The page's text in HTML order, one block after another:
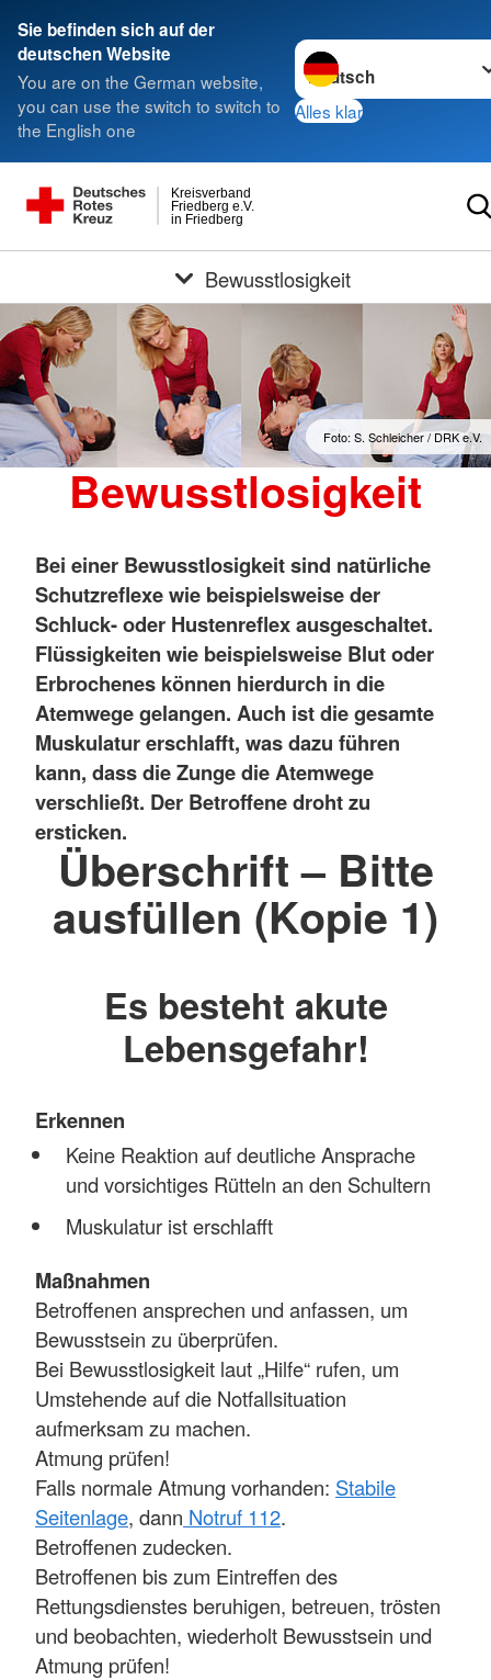
Sie befinden sich auf der
deutschen Website
You are on the German website,
you can use the switch to switch to
the English one
Sprache wechseln zu
Alles klar
in Friedberg
Friedberg e.V.
Kreisverband
Bewusstlosigkeit
Foto: S. Schleicher / DRK e.V.
Bewusstlosigkeit
Bei einer Bewusstlosigkeit sind natürliche
Schutzreflexe wie beispielsweise der
Schluck- oder Hustenreflex ausgeschaltet.
Flüssigkeiten wie beispielsweise Blut oder
Erbrochenes können hierdurch in die
Atemwege gelangen. Auch ist die gesamte
Muskulatur erschlafft, was dazu führen
kann, dass die Zunge die Atemwege
verschließt. Der Betroffene droht zu
ersticken.
Überschrift – Bitte
ausfüllen (Kopie 1)
Es besteht akute
Lebensgefahr!
Erkennen
Keine Reaktion auf deutliche Ansprache
und vorsichtiges Rütteln an den Schultern
Muskulatur ist erschlafft
Maßnahmen
Betroffenen ansprechen und anfassen, um
Bewusstsein zu überprüfen.
Bei Bewusstlosigkeit laut „Hilfe“ rufen, um
Umstehende auf die Notfallsituation
aufmerksam zu machen.
Atmung prüfen!
Falls normale Atmung vorhanden: Stabile
Seitenlage, dann Notruf 112.
Betroffenen zudecken.
Betroffenen bis zum Eintreffen des
Rettungsdienstes beruhigen, betreuen, trösten
und beobachten, wiederholt Bewusstsein und
Atmung prüfen!